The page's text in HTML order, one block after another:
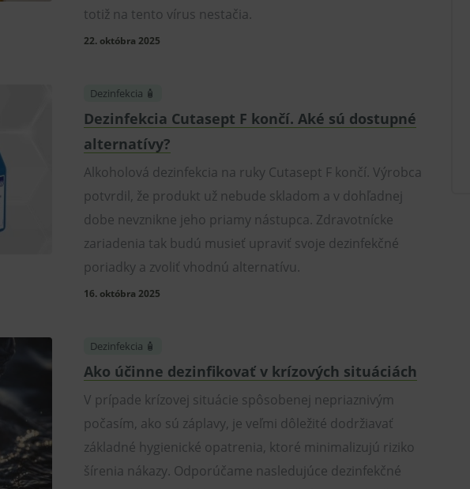
totiž na tento vírus nestačia.
22. októbra 2025
Dezinfekcia 🧴
Dezinfekcia Cutasept F končí. Aké sú dostupné
alternatívy?
Alkoholová dezinfekcia na ruky Cutasept F končí. Výrobca
potvrdil, že produkt už nebude skladom a v dohľadnej
dobe nevznikne jeho priamy nástupca. Zdravotnícke
zariadenia tak budú musieť upraviť svoje dezinfekčné
poriadky a zvoliť vhodnú alternatívu.
16. októbra 2025
Dezinfekcia 🧴
Ako účinne dezinfikovať v krízových situáciách
V prípade krízovej situácie spôsobenej nepriaznivým
počasím, ako sú záplavy, je veľmi dôležité dodržiavať
základné hygienické opatrenia, ktoré minimalizujú riziko
šírenia nákazy. Odporúčame nasledujúce dezinfekčné